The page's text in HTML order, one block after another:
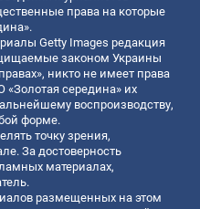
права на которые
Getty Images редакция
законом Украины
никто не имеет права
середина» их
воспроизводству,
форме.
точку зрения,
За достоверность
материалах,
размещенных на этом